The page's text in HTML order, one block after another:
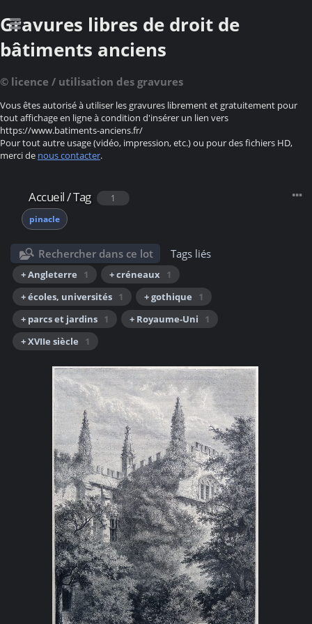
Gravures libres de droit de
bâtiments anciens
© licence / utilisation des gravures
Vous êtes autorisé à utiliser les gravures librement et gratuitement pour
tout affichage en ligne à condition d'insérer un lien vers
https://www.batiments-anciens.fr/
Pour tout autre usage (vidéo, impression, etc.) ou pour des fichiers HD,
merci de nous contacter.
Accueil/Tag
1
pinacle
Rechercher dans ce lot Tags liés
+ Angleterre 1 + créneaux 1
+ écoles, universités 1 + gothique
1
+ parcs et jardins 1 + Royaume-Uni
1
+ XVIIe siècle
1